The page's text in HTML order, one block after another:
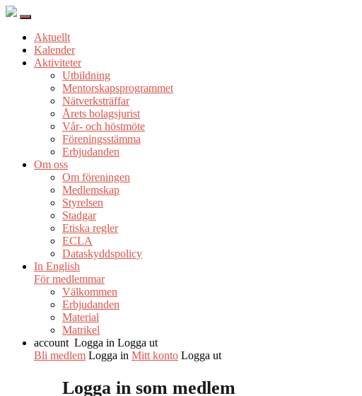
Aktuellt
Kalender
Aktiviteter
Utbildning
Mentorskapsprogrammet
Nätverksträffar
Årets bolagsjurist
Vår- och höstmöte
Föreningsstämma
Erbjudanden
Om oss
Om föreningen
Medlemskap
Styrelsen
Stadgar
Etiska regler
ECLA
Dataskyddspolicy
In English
För medlemmar
Välkommen
Erbjudanden
Material
Matrikel
account Logga in Logga ut
Bli medlem Logga in Mitt konto Logga ut
Logga in som medlem